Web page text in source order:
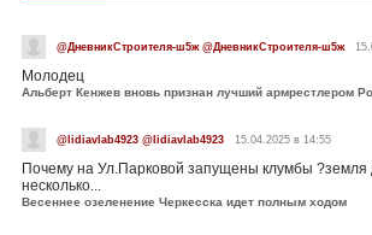
@ДневникСтроителя-ш5ж @ДневникСтроителя-ш5ж
Молодец
Альберт Кенжев вновь признан лучший армрестлером
@lidiavlab4923 @lidiavlab4923 15.04.2025 в 14:55
Почему на Ул.Парковой запущены клумбы ?земля
несколько...
Весеннее озеленение Черкесска идет полным ходом